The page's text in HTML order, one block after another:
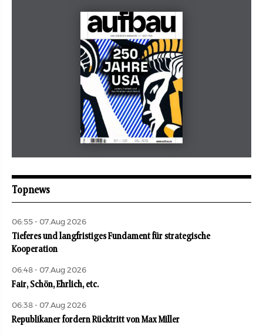
aufbau
Topnews
06:55 - 07.Aug 2026
Tieferes und langfristiges Fundament für strategische
Kooperation
06:48 - 07.Aug 2026
Fair, Schön, Ehrlich, etc.
06:38 - 07.Aug 2026
Republikaner fordern Rücktritt von Max Miller